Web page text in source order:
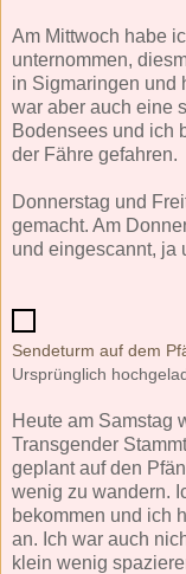
Am Mittwoch habe
unternommen,
in Sigmaringen und
war aber auch eine
Bodensees und ich
der Fähre gefahren.
Donnerstag und
gemacht. Am
und eingescannt, ja
Sendeturm auf dem
Ursprünglich
Heute am Samstag
Transgender
geplant auf den
wenig zu wandern.
bekommen und ich
an. Ich war auch
klein wenig